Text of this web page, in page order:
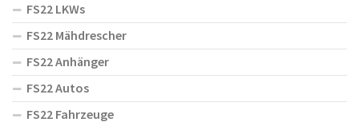
FS22 LKWs
FS22 Mähdrescher
FS22 Anhänger
FS22 Autos
FS22 Fahrzeuge